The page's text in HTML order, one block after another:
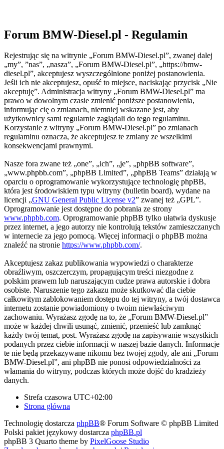
Forum BMW-Diesel.pl - Regulamin
Rejestrując się na witrynie „Forum BMW-Diesel.pl”, zwanej dalej
„my”, ”nas”, „nasza”, „Forum BMW-Diesel.pl”, „https://bmw-
diesel.pl”, akceptujesz wyszczególnione poniżej postanowienia.
Jeśli ich nie akceptujesz, opuść to miejsce, naciskając przycisk „Nie
akceptuję”. Administracja witryny „Forum BMW-Diesel.pl” ma
prawo w dowolnym czasie zmienić poniższe postanowienia,
informując cię o zmianach, niemniej wskazane jest, aby
użytkownicy sami regularnie zaglądali do tego regulaminu.
Korzystanie z witryny „Forum BMW-Diesel.pl” po zmianach
regulaminu oznacza, że akceptujesz te zmiany ze wszelkimi
konsekwencjami prawnymi.
Nasze fora zwane też „one”, „ich”, „je”, „phpBB software”,
„www.phpbb.com”, „phpBB Limited”, „phpBB Teams” działają w
oparciu o oprogramowanie wykorzystujące technologię phpBB,
która jest środowiskiem typu witryny (bulletin board), wydane na
licencji „GNU General Public License v2” zwanej też „GPL”.
Oprogramowanie jest dostępne do pobrania ze strony
www.phpbb.com. Oprogramowanie phpBB tylko ułatwia dyskusje
przez internet, a jego autorzy nie kontrolują tekstów zamieszczanych
w internecie za jego pomocą. Więcej informacji o phpBB można
znaleźć na stronie https://www.phpbb.com/.
Akceptujesz zakaz publikowania wypowiedzi o charakterze
obraźliwym, oszczerczym, propagującym treści niezgodne z
polskim prawem lub naruszającym cudze prawa autorskie i dobra
osobiste. Naruszenie tego zakazu może skutkować dla ciebie
całkowitym zablokowaniem dostępu do tej witryny, a twój dostawca
internetu zostanie powiadomiony o twoim niewłaściwym
zachowaniu. Wyrażasz zgodę na to, że „Forum BMW-Diesel.pl”
może w każdej chwili usunąć, zmienić, przenieść lub zamknąć
każdy twój temat, post. Wyrażasz zgodę na zapisywanie wszystkich
podanych przez ciebie informacji w naszej bazie danych. Informacje
te nie będą przekazywane nikomu bez twojej zgody, ale ani „Forum
BMW-Diesel.pl”, ani phpBB nie ponosi odpowiedzialności za
włamania do witryny, podczas których może dojść do kradzieży
danych.
Strefa czasowa UTC+02:00
Strona główna
Technologię dostarcza phpBB® Forum Software © phpBB Limited
Polski pakiet językowy dostarcza phpBB.pl
phpBB 3 Quarto theme by PixelGoose Studio